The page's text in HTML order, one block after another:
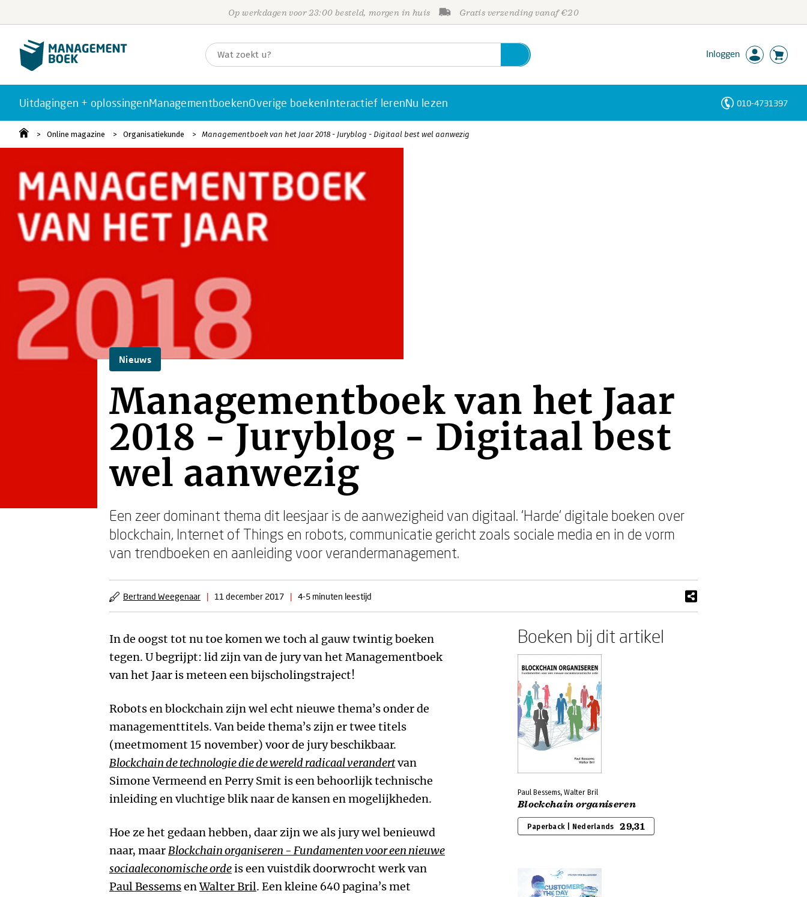
Op werkdagen voor 23:00 besteld, morgen in huis Gratis verzending vanaf €20
Inloggen
Uitdagingen + oplossingenManagementboekenOverige boekenInteractief lerenNu lezen 010-4731397
Online magazine Organisatiekunde Managementboek van het Jaar 2018 - Juryblog - Digitaal best wel aanwezig
Nieuws
Managementboek van het Jaar
2018 - Juryblog - Digitaal best
wel aanwezig
Een zeer dominant thema dit leesjaar is de aanwezigheid van digitaal. ‘Harde’ digitale boeken over
blockchain, Internet of Things en robots, communicatie gericht zoals sociale media en in de vorm
van trendboeken en aanleiding voor verandermanagement.
Bertrand Weegenaar | 11 december 2017 | 4-5 minuten leestijd
In de oogst tot nu toe komen we toch al gauw twintig boeken
tegen. U begrijpt: lid zijn van de jury van het Managementboek
van het Jaar is meteen een bijscholingstraject!
Robots en blockchain zijn wel echt nieuwe thema’s onder de
managementtitels. Van beide thema’s zijn er twee titels
(meetmoment 15 november) voor de jury beschikbaar.
Blockchain de technologie die de wereld radicaal verandertvan
Simone Vermeend en Perry Smit is een behoorlijk technische
inleiding en vluchtige blik naar de kansen en mogelijkheden.
Hoe ze het gedaan hebben, daar zijn we als jury wel benieuwd
naar, maarBlockchain organiseren - Fundamenten voor een nieuwe
sociaaleconomische ordeis een vuistdik doorwrocht werk van
Paul BessemsenWalter Bril. Een kleine 640 pagina’s met
Boeken bij dit artikel
Paul Bessems, Walter Bril
Blockchain organiseren
Paperback | Nederlands 29,31
Personen